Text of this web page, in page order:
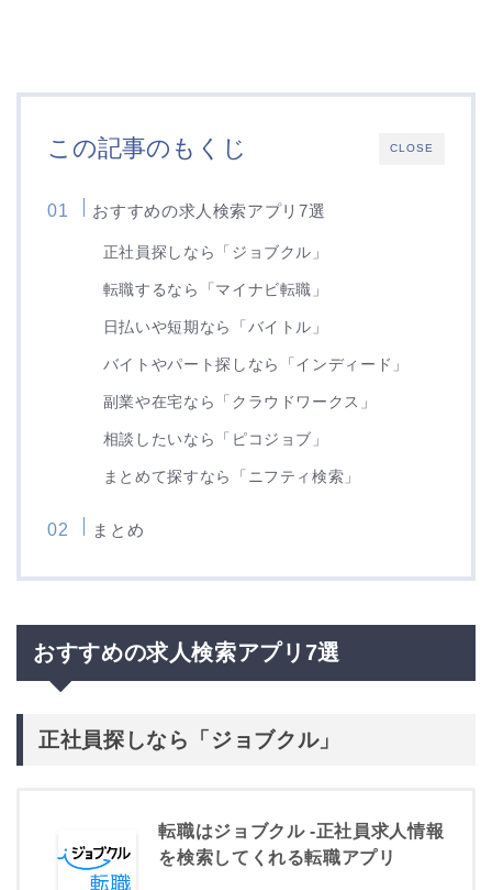
CLOSE
この記事のもくじ
おすすめの求人検索アプリ7選
正社員探しなら「ジョブクル」
転職するなら「マイナビ転職」
日払いや短期なら「バイトル」
バイトやパート探しなら「インディード」
副業や在宅なら「クラウドワークス」
相談したいなら「ピコジョブ」
まとめて探すなら「ニフティ検索」
まとめ
おすすめの求人検索アプリ7選
正社員探しなら「ジョブクル」
転職はジョブクル -正社員求人情報
を検索してくれる転職アプリ